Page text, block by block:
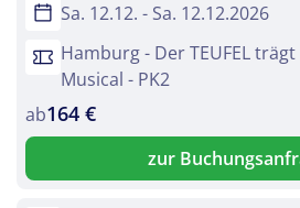
WhatsApp
Telegram
per E-Mail senden
Sa. 12.12. - Sa. 12.12.2026
Hamburg - Der TEUFEL trägt
Musical - PK2
ab164 €
zur